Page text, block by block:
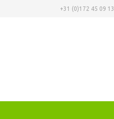
+31 (0)172 45 09 13